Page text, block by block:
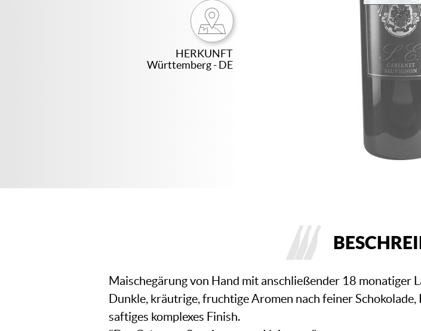
HERKUNFT
Württemberg - DE
Maischegärung von Hand mit anschließender 18 monatiger
Dunkle, kräutrige, fruchtige Aromen nach feiner
saftiges komplexes Finish.